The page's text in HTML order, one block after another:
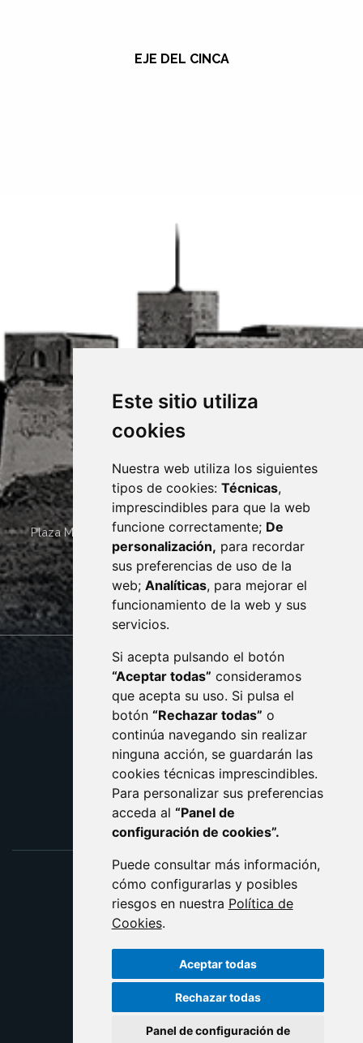
Este sitio utiliza
cookies
Nuestra web utiliza los siguientes
tipos de cookies: Técnicas,
imprescindibles para que la web
funcione correctamente; De
personalización, para recordar
sus preferencias de uso de la
web; Analíticas, para mejorar el
funcionamiento de la web y sus
servicios.
Si acepta pulsando el botón
“Aceptar todas” consideramos
que acepta su uso. Si pulsa el
botón “Rechazar todas” o
continúa navegando sin realizar
ninguna acción, se guardarán las
cookies técnicas imprescindibles.
Para personalizar sus preferencias
acceda al “Panel de
configuración de cookies”.
Puede consultar más información,
cómo configurarlas y posibles
riesgos en nuestra Política de
Cookies.
Aceptar todas
Rechazar todas
Panel de configuración de
EJE DEL CINCA
Plaza Mayor 4 22400 MONZÓN - ARAGÓN (ESPAÑA)
· (34) 974 400 700 ·
sac@monzon.es
monzon.es
CONTACTO
AVISO LEGAL
PROTECCIÓN DE DATOS
POLÍTICA DE COOKIES
ACCESIBILIDAD
ENLACE EXTERNO AL